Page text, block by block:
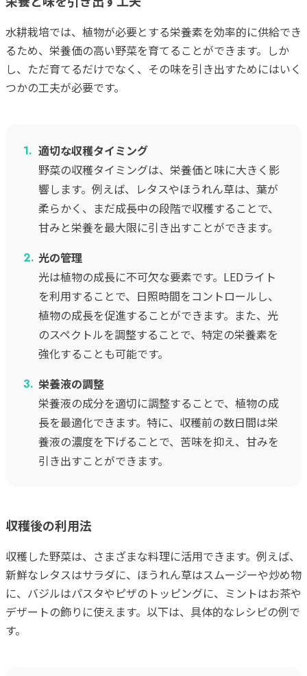
水耕栽培では、植物が必要とする栄養素を効率的に供給でき
るため、栄養価の高い野菜を育てることができます。しか
し、ただ育てるだけでなく、その味を引き出すためにはいく
つかの工夫が必要です。
適切な収穫タイミング
野菜の収穫タイミングは、栄養価と味に大きく影
響します。例えば、レタスやほうれん草は、葉が
柔らかく、まだ成長中の段階で収穫することで、
甘みと栄養を最大限に引き出すことができます。
光の管理
光は植物の成長に不可欠な要素です。LEDライト
を利用することで、日照時間をコントロールし、
植物の成長を促進することができます。また、光
のスペクトルを調整することで、特定の栄養素を
強化することも可能です。
栄養液の調整
栄養液の成分を適切に調整することで、植物の成
長を最適化できます。特に、収穫前の数日間は栄
養液の濃度を下げることで、苦味を抑え、甘みを
引き出すことができます。
収穫後の利用法
収穫した野菜は、さまざまな料理に活用できます。例えば、
新鮮なレタスはサラダに、ほうれん草はスムージーや炒め物
に、バジルはパスタやピザのトッピングに、ミントはお茶や
デザートの飾りに使えます。以下は、具体的なレシピの例で
す。